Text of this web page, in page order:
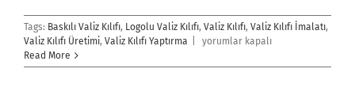
Tags: Baskılı Valiz Kılıfı, Logolu Valiz Kılıfı, Valiz Kılıfı, Valiz Kılıfı İmalatı,
Valiz Kılıfı Üretimi, Valiz Kılıfı Yaptırma
Valiz
için
yorumlar kapalı
Read More